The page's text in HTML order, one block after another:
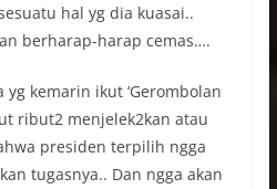
hal yg dia kuasai..
berharap-harap cemas….
kemarin ikut ‘Gerombolan
ribut2 menjelek2kan atau
presiden terpilih ngga
tugasnya.. Dan ngga akan